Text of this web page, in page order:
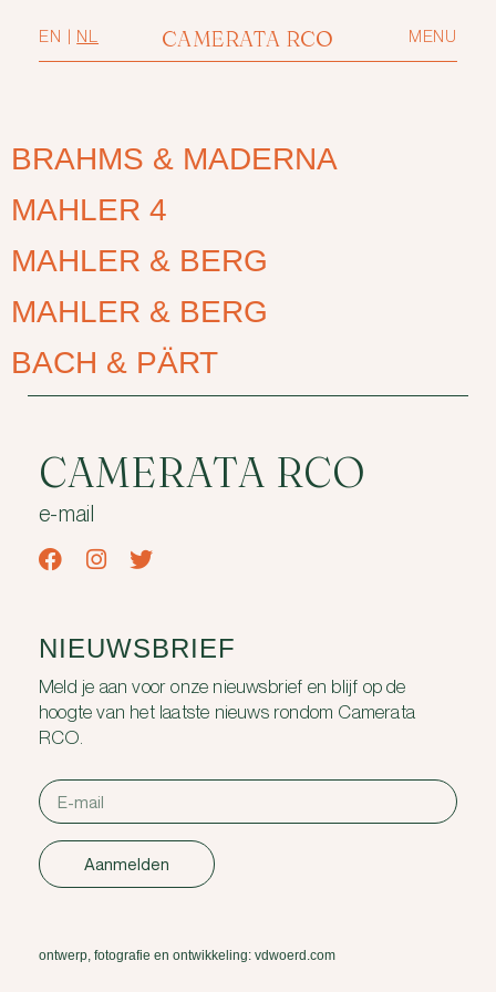
CAMERATA RCO
EN NL MENU
BRAHMS & MADERNA
MAHLER 4
MAHLER & BERG
MAHLER & BERG
BACH & PÄRT
CAMERATA RCO
e-mail
NIEUWSBRIEF
Meld je aan voor onze nieuwsbrief en blijf op de
hoogte van het laatste nieuws rondom Camerata
RCO.
Aanmelden
ontwerp, fotografie en ontwikkeling: vdwoerd.com